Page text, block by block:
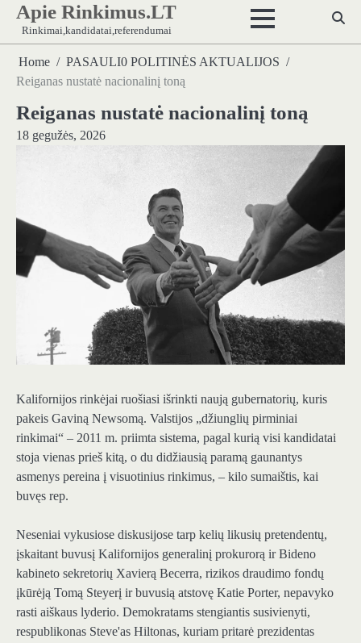
Skip
content
Apie Rinkimus.LT
Rinkimai,kandidatai,referendumai
Home
PASAULI0 POLITINĖS AKTUALIJOS
Reiganas nustatė nacionalinį toną
Reiganas nustatė nacionalinį toną
18 gegužės, 2026
Kalifornijos rinkėjai ruošiasi išrinkti naują gubernatorių, kuris
pakeis Gaviną Newsomą. Valstijos „džiunglių pirminiai
rinkimai“ – 2011 m. priimta sistema, pagal kurią visi kandidatai
stoja vienas prieš kitą, o du didžiausią paramą gaunantys
asmenys pereina į visuotinius rinkimus, – kilo sumaištis, kai
buvęs rep.
Neseniai vykusiose diskusijose tarp kelių likusių pretendentų,
įskaitant buvusį Kalifornijos generalinį prokurorą ir Bideno
kabineto sekretorių Xavierą Becerra, rizikos draudimo fondų
įkūrėją Tomą Steyerį ir buvusią atstovę Katie Porter, nepavyko
rasti aiškaus lyderio. Demokratams stengiantis susivienyti,
respublikonas Steve'as Hiltonas, kuriam pritarė prezidentas